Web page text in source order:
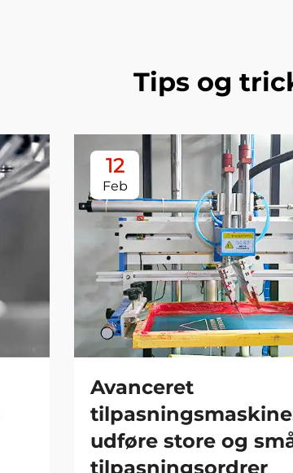
Tips og
12
Feb
Avanceret
udføre store og
tilpasningsordrer